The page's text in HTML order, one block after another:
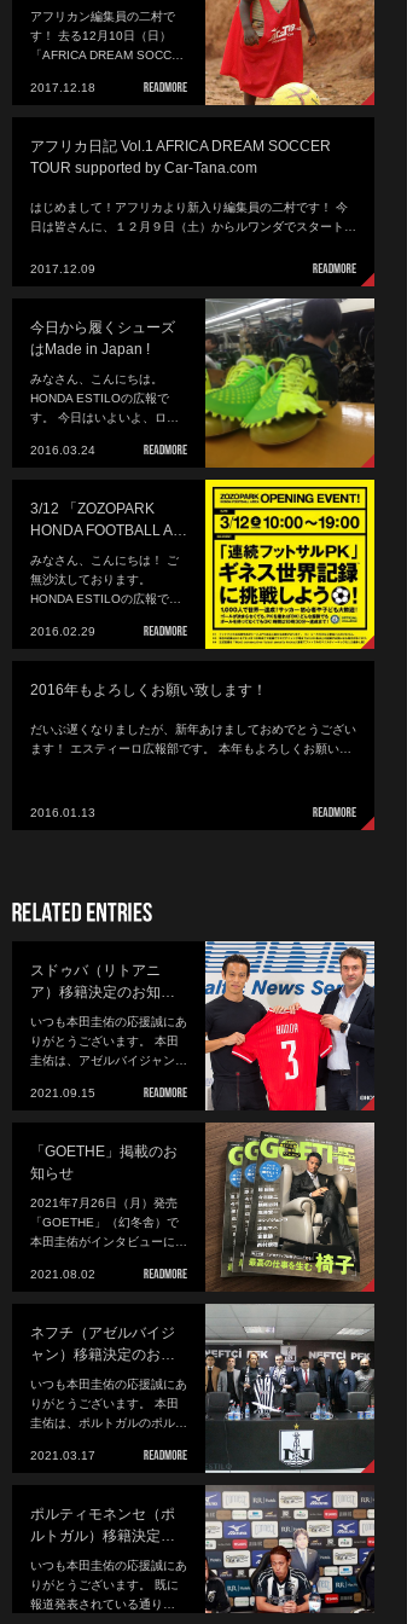
アフリカン編集員の二村で
す！ 去る12月10日（日）
「AFRICA DREAM SOCC…
2017.12.18
アフリカ日記 Vol.1 AFRICA DREAM SOCCER
TOUR supported by Car-Tana.com
はじめまして！アフリカより新入り編集員の二村です！ 今
日は皆さんに、１２月９日（土）からルワンダでスタート…
2017.12.09
今日から履くシューズ
はMade in Japan !
みなさん、こんにちは。
HONDA ESTILOの広報で
す。 今日はいよいよ、ロ…
2016.03.24
3/12 「ZOZOPARK
HONDA FOOTBALL A…
みなさん、こんにちは！ ご
無沙汰しております。
HONDA ESTILOの広報で…
2016.02.29
2016年もよろしくお願い致します！
だいぶ遅くなりましたが、新年あけましておめでとうござい
ます！ エスティーロ広報部です。 本年もよろしくお願い…
2016.01.13
スドゥバ（リトアニ
ア）移籍決定のお知…
いつも本田圭佑の応援誠にあ
りがとうございます。 本田
圭佑は、アゼルバイジャン…
2021.09.15
「GOETHE」掲載のお
知らせ
2021年7月26日（月）発売
「GOETHE」（幻冬舎）で
本田圭佑がインタビューに…
2021.08.02
ネフチ（アゼルバイジ
ャン）移籍決定のお…
いつも本田圭佑の応援誠にあ
りがとうございます。 本田
圭佑は、ポルトガルのポル…
2021.03.17
ポルティモネンセ（ポ
ルトガル）移籍決定…
いつも本田圭佑の応援誠にあ
りがとうございます。 既に
報道発表されている通り…